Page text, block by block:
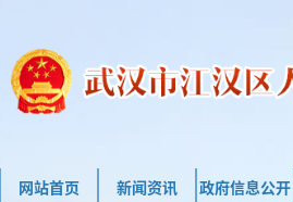
网站首页 新闻资讯 政府信息公开